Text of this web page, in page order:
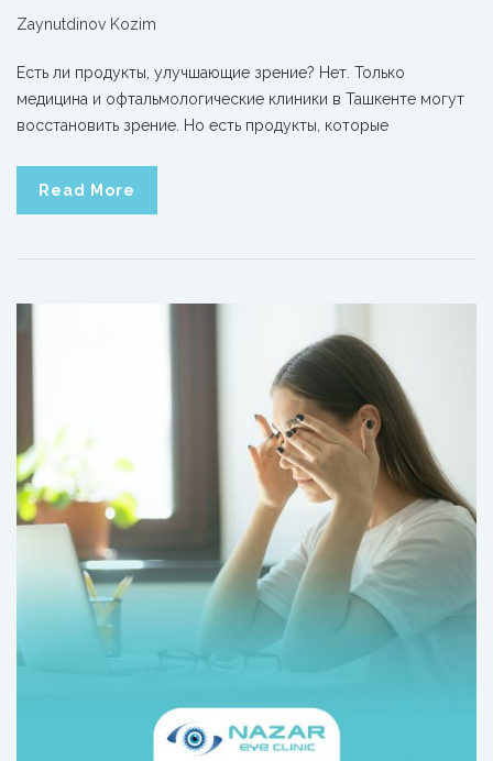
Zaynutdinov Kozim
Есть ли продукты, улучшающие зрение? Нет. Только
медицина и офтальмологические клиники в Ташкенте могут
восстановить зрение. Но есть продукты, которые
Read More